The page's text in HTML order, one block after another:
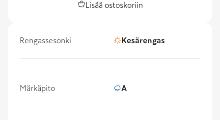
Lisää ostoskoriin
Rengassesonki Kesärengas
Märkäpito A